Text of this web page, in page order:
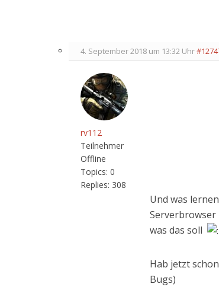
4. September 2018 um 13:32 Uhr
rv112
Teilnehmer
Offline
Topics: 0
Replies: 308
Und was
Serverbrowser
was das soll
Hab jetzt
Bugs)